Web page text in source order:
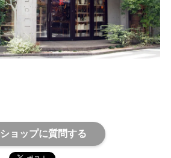
ショップに質問する